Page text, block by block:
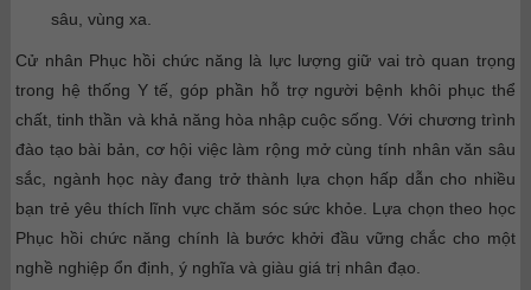
sâu, vùng xa.
Cử nhân Phục hồi chức năng là lực lượng giữ vai trò quan trọng
trong hệ thống Y tế, góp phần hỗ trợ người bệnh khôi phục thể
chất, tinh thần và khả năng hòa nhập cuộc sống. Với chương trình
đào tạo bài bản, cơ hội việc làm rộng mở cùng tính nhân văn sâu
sắc, ngành học này đang trở thành lựa chọn hấp dẫn cho nhiều
bạn trẻ yêu thích lĩnh vực chăm sóc sức khỏe. Lựa chọn theo học
Phục hồi chức năng chính là bước khởi đầu vững chắc cho một
nghề nghiệp ổn định, ý nghĩa và giàu giá trị nhân đạo.